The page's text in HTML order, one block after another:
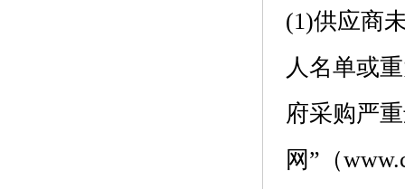
(1)供应商
人名单或
府采购严
网”（